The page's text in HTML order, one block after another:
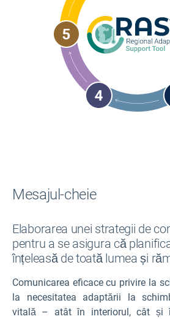
Mesajul-cheie
Elaborarea unei strategii de
pentru a se asigura că
înțeleasă de toată lumea și
Comunicarea eficace cu privire la
la necesitatea adaptării la
vitală – atât în interiorul, cât și